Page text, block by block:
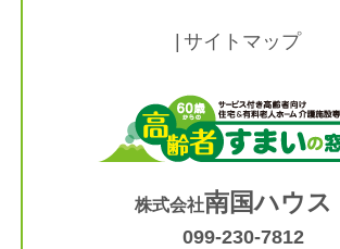
サイトマップ
株式会社南国ハウス
099-230-7812